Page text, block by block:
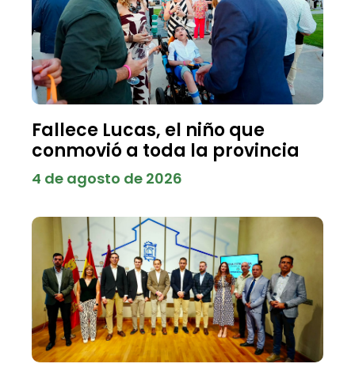
Fallece Lucas, el niño que
conmovió a toda la provincia
4 de agosto de 2026